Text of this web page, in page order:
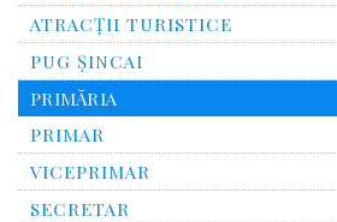
ATRACȚII TURISTICE
PUG ȘINCAI
PRIMĂRIA
PRIMAR
VICEPRIMAR
SECRETAR